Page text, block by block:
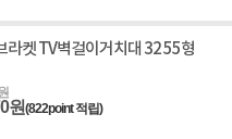
라켓 TV벽걸이거치대 32 55형
원(822point 적립)